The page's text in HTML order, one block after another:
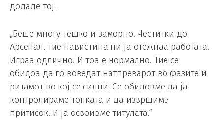
додаде тој.
„Беше многу тешко и заморно. Честитки до
Арсенал, тие навистина ни ја отежнаа работата.
Играа одлично. И тоа е нормално. Тие се
обидоа да го воведат натпреварот во фазите и
ритамот во кој се силни. Се обидовме да ја
контролираме топката и да извршиме
притисок. И ја освоивме титулата.“